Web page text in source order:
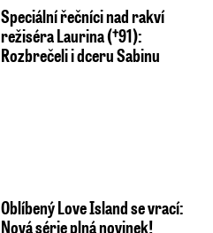
Speciální řečníci nad rakví
režiséra Laurina (†91):
Rozbrečeli i dceru Sabinu
Oblíbený Love Island se vrací:
Nová série plná novinek!